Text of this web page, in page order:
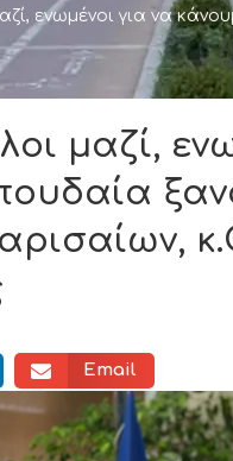
ενωμένοι για να
μαζί,
Email